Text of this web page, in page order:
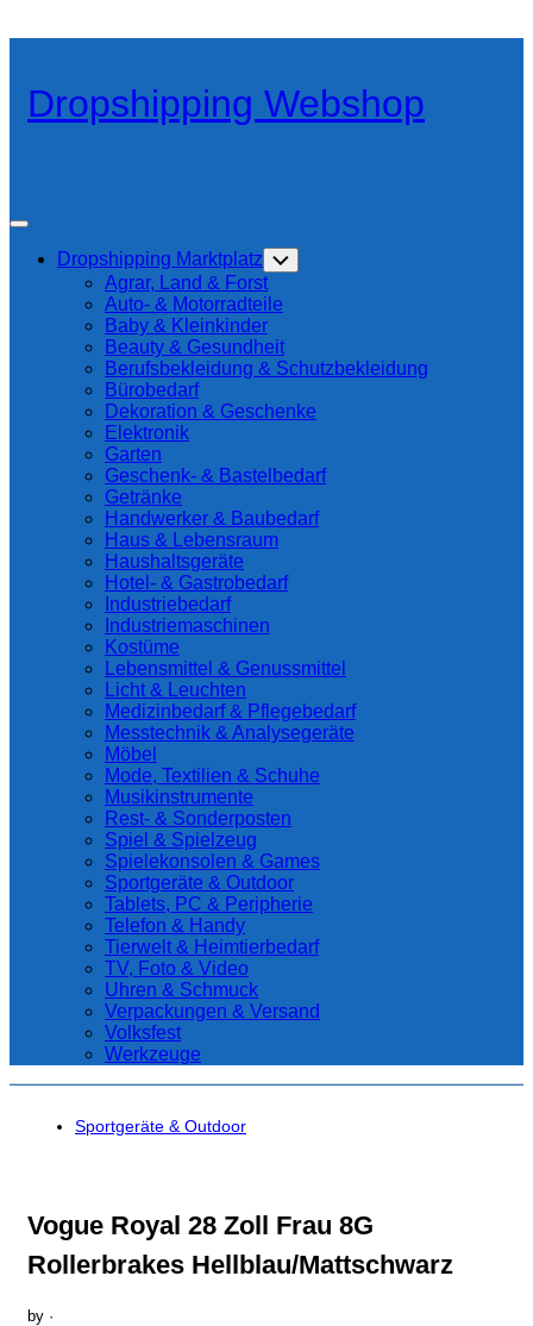
content
Dropshipping Webshop
Expand
Dropshipping Marktplatz Toggle
Child
Agrar, Land & Forst
Auto- & Motorradteile
Baby & Kleinkinder
Beauty & Gesundheit
Berufsbekleidung & Schutzbekleidung
Bürobedarf
Dekoration & Geschenke
Elektronik
Garten
Geschenk- & Bastelbedarf
Getränke
Handwerker & Baubedarf
Haus & Lebensraum
Haushaltsgeräte
Hotel- & Gastrobedarf
Industriebedarf
Industriemaschinen
Kostüme
Lebensmittel & Genussmittel
Licht & Leuchten
Medizinbedarf & Pflegebedarf
Messtechnik & Analysegeräte
Möbel
Mode, Textilien & Schuhe
Musikinstrumente
Rest- & Sonderposten
Spiel & Spielzeug
Spielekonsolen & Games
Current
Page
Parent
Sportgeräte & Outdoor
Tablets, PC & Peripherie
Telefon & Handy
Tierwelt & Heimtierbedarf
TV, Foto & Video
Uhren & Schmuck
Verpackungen & Versand
Volksfest
Werkzeuge
Sportgeräte & Outdoor
Vogue Royal 28 Zoll Frau 8G
Rollerbrakes Hellblau/Mattschwarz
by ·